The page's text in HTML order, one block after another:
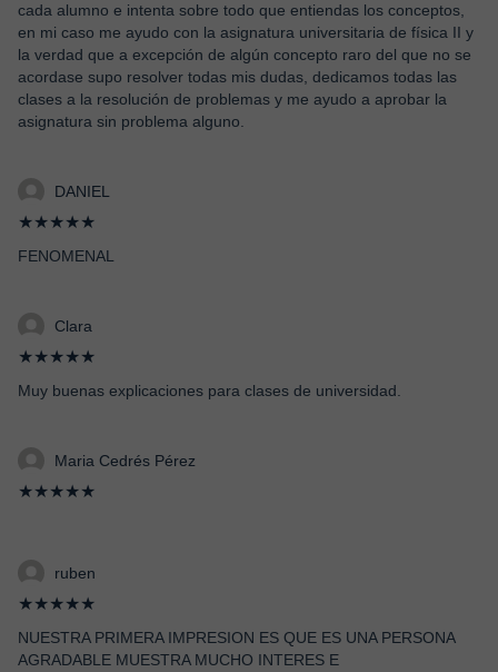
cada alumno e intenta sobre todo que entiendas los conceptos,
en mi caso me ayudo con la asignatura universitaria de física II y
la verdad que a excepción de algún concepto raro del que no se
acordase supo resolver todas mis dudas, dedicamos todas las
clases a la resolución de problemas y me ayudo a aprobar la
asignatura sin problema alguno.
DANIEL
★★★★★
FENOMENAL
Clara
★★★★★
Muy buenas explicaciones para clases de universidad.
Maria Cedrés Pérez
★★★★★
ruben
★★★★★
NUESTRA PRIMERA IMPRESION ES QUE ES UNA PERSONA
AGRADABLE MUESTRA MUCHO INTERES E